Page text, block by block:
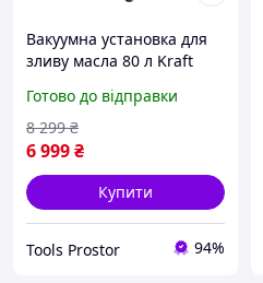
Вакуумна установка для
зливу масла 80 л Kraft
Установка для зливу
масла
Готово до відправки
6 999₴
8 299 ₴
Купити
Tools Prostor 94%